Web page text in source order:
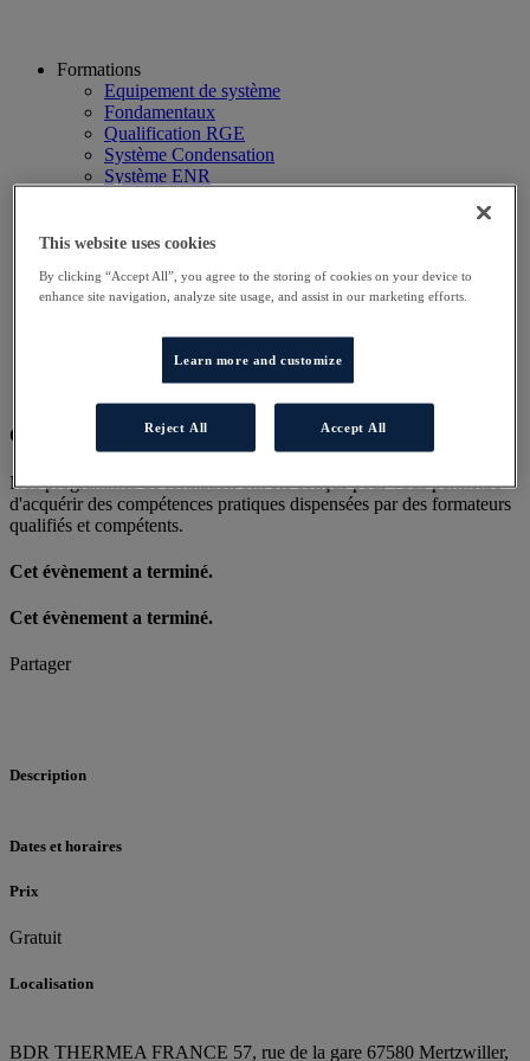
Formations
Equipement de système
Fondamentaux
Qualification RGE
Système Condensation
Système ENR
Webinaire
Hôtels
Planning
Particulier
Professionnel
Cet évènement a terminé.
Nos programmes de formation ont été conçus pour vous permettre
d'acquérir des compétences pratiques dispensées par des formateurs
qualifiés et compétents.
Cet évènement a terminé.
Cet évènement a terminé.
Partager
Description
Dates et horaires
Prix
Gratuit
Localisation
BDR THERMEA FRANCE 57, rue de la gare 67580 Mertzwiller,
This website uses cookies
By clicking “Accept All”, you agree to the storing of cookies on your device to
enhance site navigation, analyze site usage, and assist in our marketing efforts.
Learn more and customize
Reject All Accept All